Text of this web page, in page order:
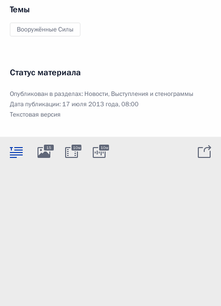
Темы
Вооружённые Силы
Статус материала
Опубликован в разделах: Новости, Выступления и стенограммы
Дата публикации: 17 июля 2013 года, 08:00
Текстовая версия
15 10м 10м